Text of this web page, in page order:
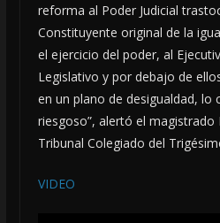
reforma al Poder Judicial
Constituyente original de la
el ejercicio del poder, al
Legislativo y por debajo de
en un plano de desigualdad, lo
riesgoso”, alertó el magistrado
Tribunal Colegiado del
VIDEO